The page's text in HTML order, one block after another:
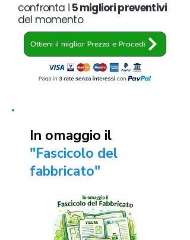
confronta i 5 migliori preventivi
del momento
Ottieni il miglior Prezzo e Procedi
In omaggio il
"Fascicolo del
fabbricato"